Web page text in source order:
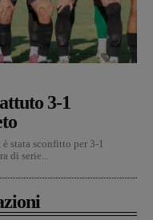
3-1
stata sconfitto per 3-1
di serie...